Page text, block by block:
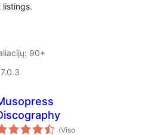
listings.
90+
(Viso